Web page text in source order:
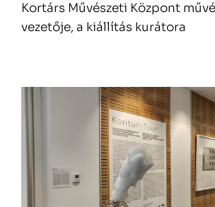
Kortárs Művészeti Központ
vezetője, a kiállítás kurátora